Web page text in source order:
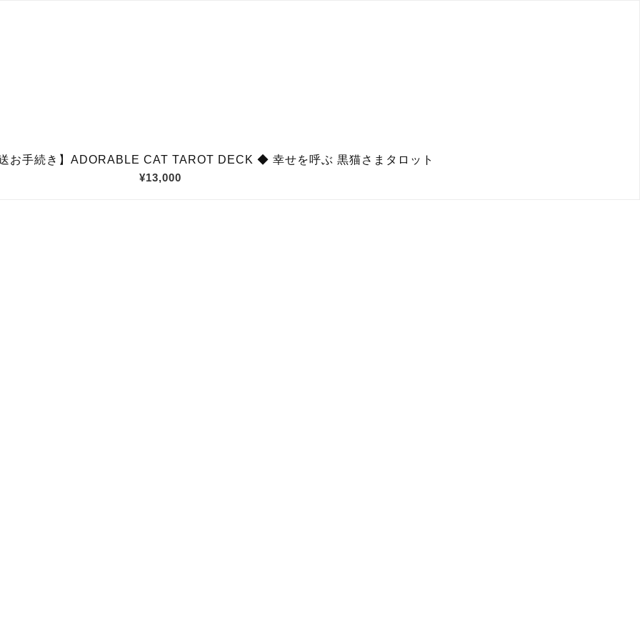
お手続き】ADORABLE CAT TAROT DECK ◆ 幸せを呼ぶ 黒猫さまタロット
¥13,000